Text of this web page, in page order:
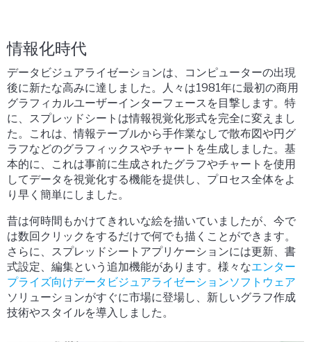
情報化時代
データビジュアライゼーションは、コンピューターの出現
後に新たな高みに達しました。人々は1981年に最初の商用
グラフィカルユーザーインターフェースを目撃します。特
に、スプレッドシートは情報視覚化形式を完全に変えまし
た。これは、情報テーブルから手作業なしで散布図や円グ
ラフなどのグラフィックスやチャートを生成しました。基
本的に、これは事前に生成されたグラフやチャートを使用
してデータを視覚化する機能を提供し、プロセス全体をよ
り早く簡単にしました。
昔は何時間もかけてきれいな絵を描いていましたが、今で
は数回クリックをするだけで何でも描くことができます。
さらに、スプレッドシートアプリケーションには更新、書
式設定、編集という追加機能があります。様々なエンター
プライズ向けデータビジュアライゼーションソフトウェア
ソリューションがすぐに市場に登場し、新しいグラフ作成
技術やスタイルを導入しました。